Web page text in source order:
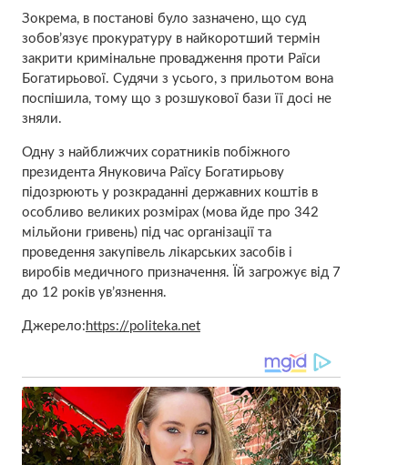
Зокрема, в постанові було зазначено, що суд
зобов’язує прокуратуру в найкоротший термін
закрити кримінальне провадження проти Раїси
Богатирьової. Судячи з усього, з прильотом вона
поспішила, тому що з розшукової бази її досі не
зняли.
Одну з найближчих соратників побіжного
президента Януковича Раїсу Богатирьову
підозрюють у розкраданні державних коштів в
особливо великих розмірах (мова йде про 342
мільйони гривень) під час організації та
проведення закупівель лікарських засобів і
виробів медичного призначення. Їй загрожує від 7
до 12 років ув’язнення.
Джерело: https://politeka.net